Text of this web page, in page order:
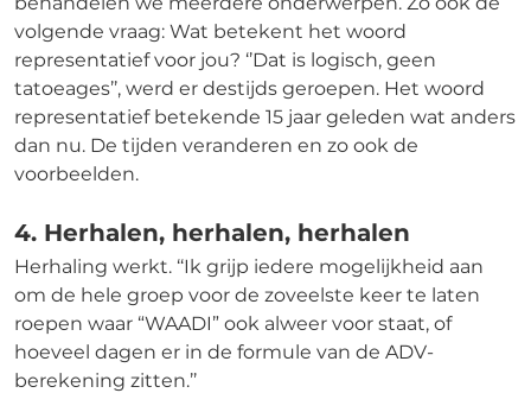
volgende vraag: Wat betekent het woord
representatief voor jou? ‘’Dat is logisch, geen
tatoeages’’, werd er destijds geroepen. Het woord
representatief betekende 15 jaar geleden wat anders
dan nu. De tijden veranderen en zo ook de
voorbeelden.
4. Herhalen, herhalen, herhalen
Herhaling werkt. ‘‘Ik grijp iedere mogelijkheid aan
om de hele groep voor de zoveelste keer te laten
roepen waar “WAADI” ook alweer voor staat, of
hoeveel dagen er in de formule van de ADV-
berekening zitten.’’